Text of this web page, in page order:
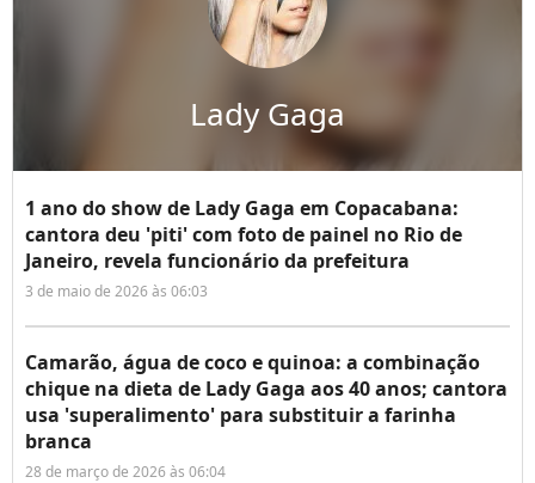
Lady Gaga
1 ano do show de Lady Gaga em Copacabana:
cantora deu 'piti' com foto de painel no Rio de
Janeiro, revela funcionário da prefeitura
3 de maio de 2026 às 06:03
Camarão, água de coco e quinoa: a combinação
chique na dieta de Lady Gaga aos 40 anos; cantora
usa 'superalimento' para substituir a farinha
branca
28 de março de 2026 às 06:04